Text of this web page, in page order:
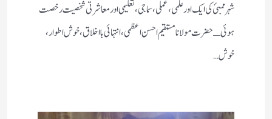
شہر ممبئ کی ایک اور علمی، عملی، سماجی، تعلیمی اور معاشرتی شخصیت رخصت
ہوئی ـ حضرت مولانا مستقیم احسن اعظمی، انتہائی بااخلاق، خوش اطوار،
خوش…